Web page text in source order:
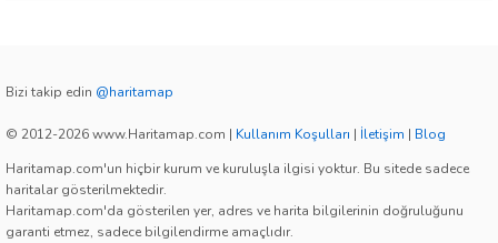
Bizi takip edin @haritamap
© 2012-2026 www.Haritamap.com | Kullanım Koşulları | İletişim | Blog
Haritamap.com'un hiçbir kurum ve kuruluşla ilgisi yoktur. Bu sitede sadece
haritalar gösterilmektedir.
Haritamap.com'da gösterilen yer, adres ve harita bilgilerinin doğruluğunu
garanti etmez, sadece bilgilendirme amaçlıdır.